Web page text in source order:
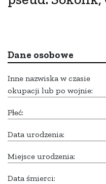
Dane osobowe
Inne nazwiska w czasie
okupacji lub po wojnie:
Płeć:
Data urodzenia:
Miejsce urodzenia:
Data śmierci: